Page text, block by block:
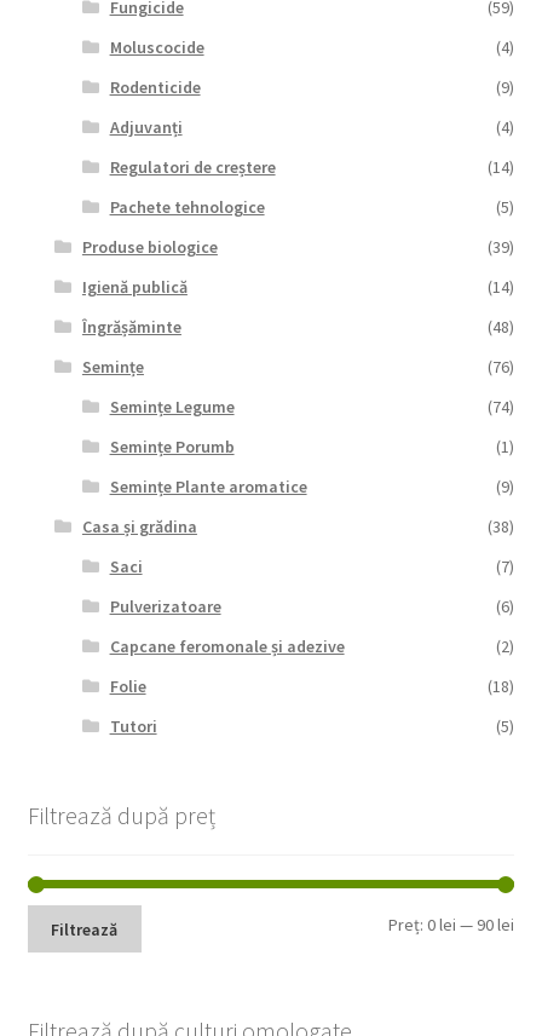
Fungicide
(59)
Moluscocide
(4)
Rodenticide
(9)
Adjuvanți
(4)
Regulatori de creștere
(14)
Pachete tehnologice
(5)
Produse biologice
(39)
Igienă publică
(14)
Îngrășăminte
(48)
Semințe
(76)
Semințe Legume
(74)
Semințe Porumb
(1)
Semințe Plante aromatice
(9)
Casa și grădina
(38)
Saci
(7)
Pulverizatoare
(6)
Capcane feromonale și adezive
(2)
Folie
(18)
Tutori
(5)
Filtrează după preț
Filtrează Preț:0 lei — 90 lei